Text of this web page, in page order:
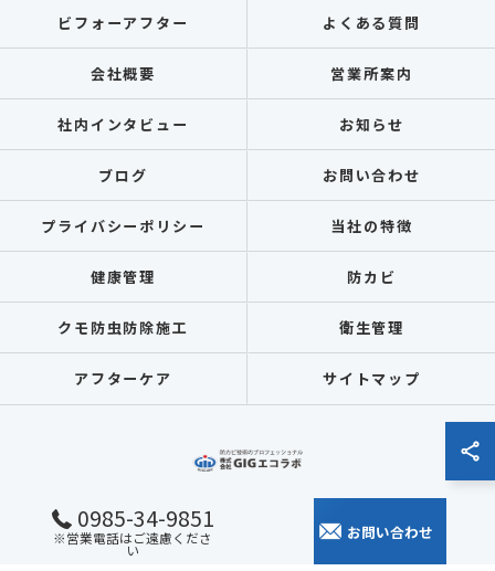
0985-34-9851
※営業電話はご遠慮くださ
い
お問い合わせ
ビフォーアフター よくある質問
会社概要 営業所案内
社内インタビュー お知らせ
ブログ お問い合わせ
プライバシーポリシー 当社の特徴
健康管理 防カビ
クモ防虫防除施工 衛生管理
アフターケア サイトマップ
© 2026 全国各地のカビ取りなら株式会社GIGエコラボ ALL RIGHTS RESERVED.